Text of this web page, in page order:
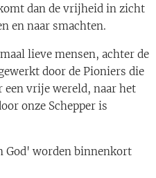
dan de vrijheid in zicht
en naar smachten.
lieve mensen, achter de
door de Pioniers die
een vrije wereld, naar het
onze Schepper is
God' worden binnenkort